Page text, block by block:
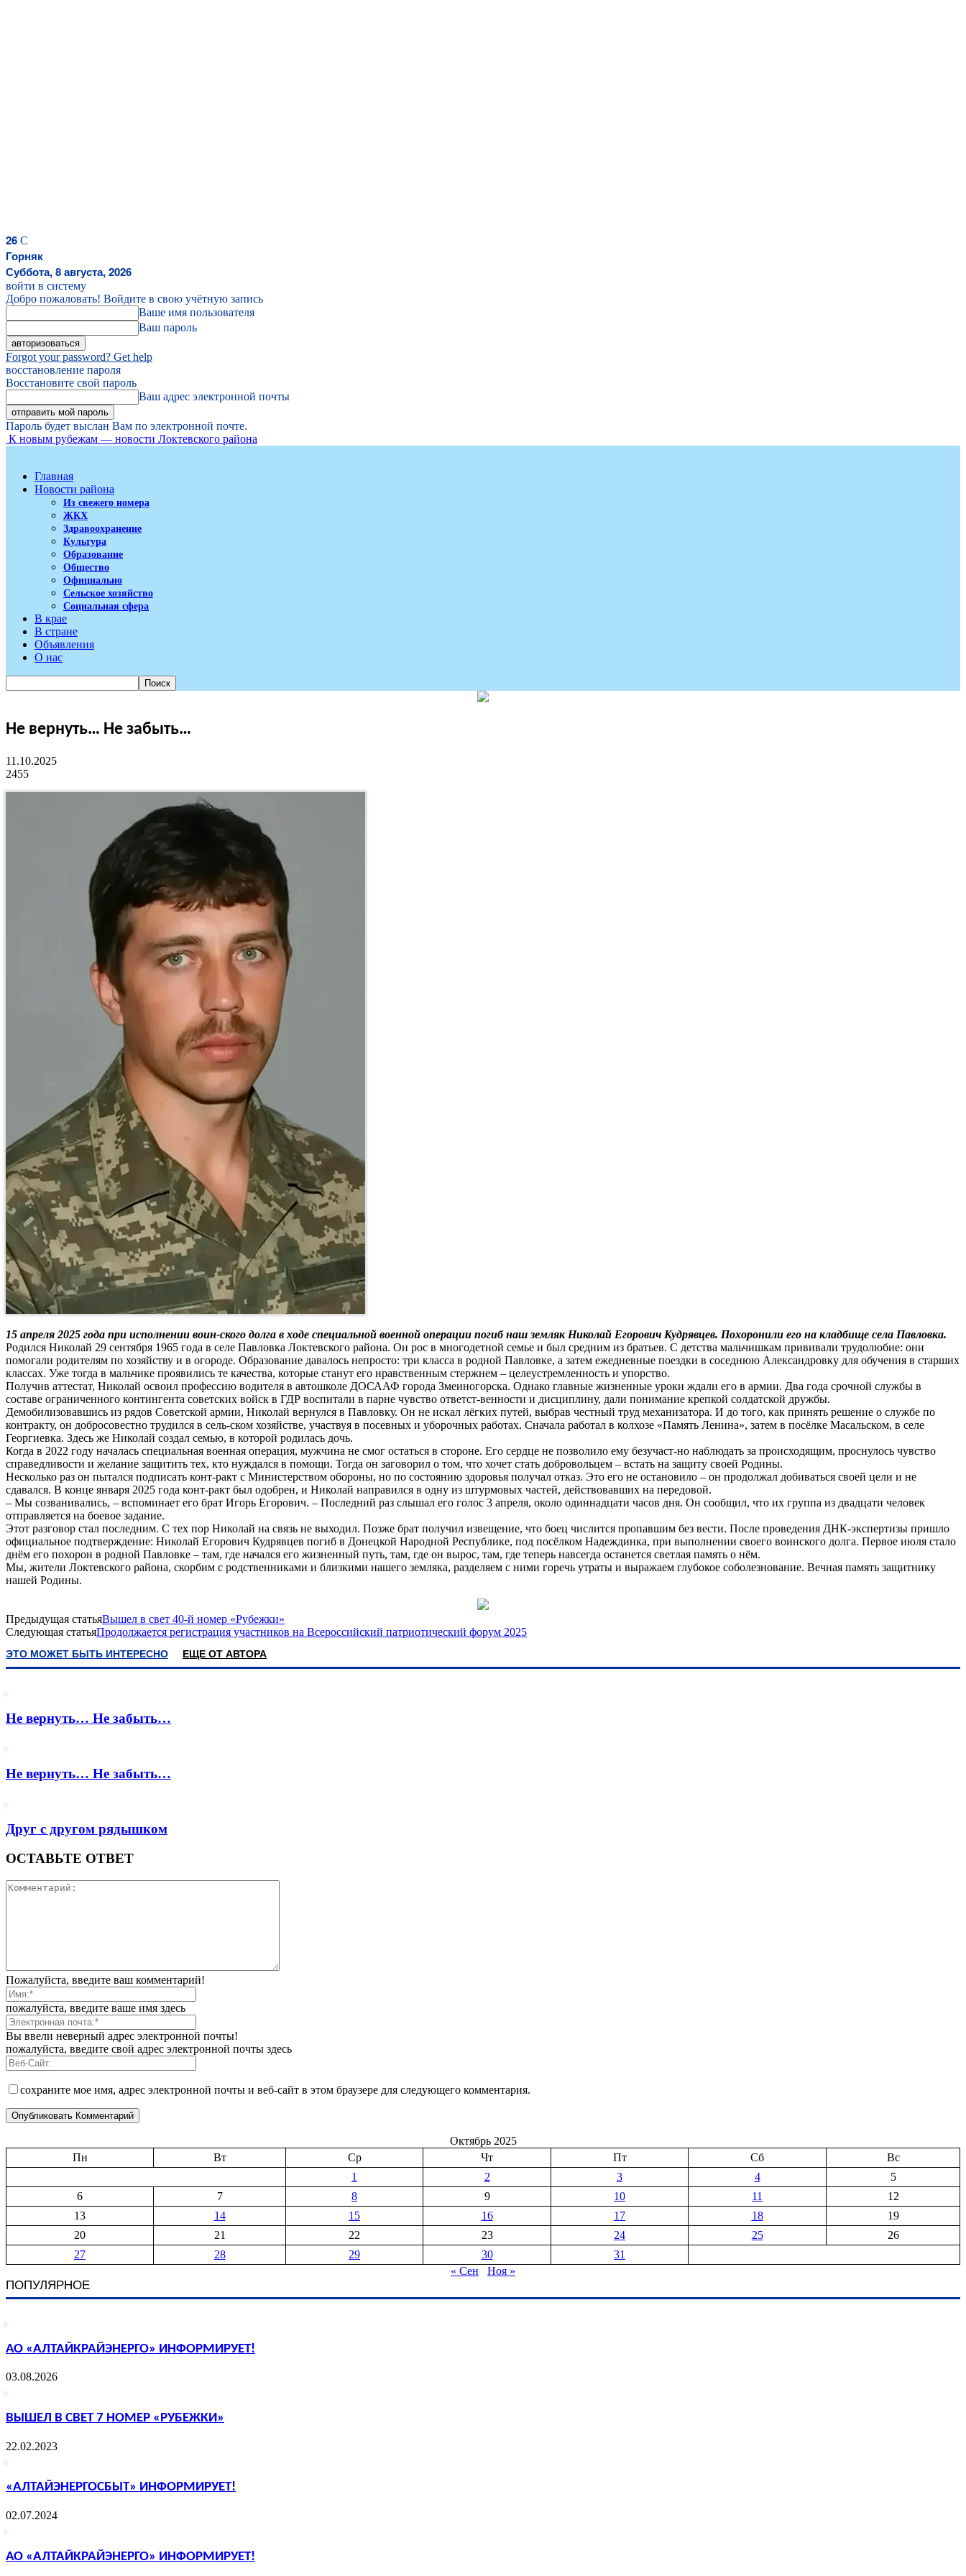
26 C
Горняк
Суббота, 8 августа, 2026
войти в систему
Добро пожаловать! Войдите в свою учётную запись
Ваше имя пользователя
Ваш пароль
Forgot your password? Get help
восстановление пароля
Восстановите свой пароль
Ваш адрес электронной почты
Пароль будет выслан Вам по электронной почте.
К новым рубежам — новости Локтевского района
Главная
Новости района
Из свежего номера
ЖКХ
Здравоохранение
Культура
Образование
Общество
Официально
Сельское хозяйство
Социальная сфера
В крае
В стране
Объявления
О нас
Не вернуть… Не забыть…
11.10.2025
2455
15 апреля 2025 года при исполнении воин-ского долга в ходе специальной военной операции погиб наш земляк Николай Егорович Кудрявцев. Похоронили его на кладбище села Павловка.
Родился Николай 29 сентября 1965 года в селе Павловка Локтевского района. Он рос в многодетной семье и был средним из братьев. С детства мальчишкам прививали трудолюбие: они
помогали родителям по хозяйству и в огороде. Образование давалось непросто: три класса в родной Павловке, а затем ежедневные поездки в соседнюю Александровку для обучения в старших
классах. Уже тогда в мальчике проявились те качества, которые станут его нравственным стержнем – целеустремленность и упорство.
Получив аттестат, Николай освоил профессию водителя в автошколе ДОСААФ города Змеиногорска. Однако главные жизненные уроки ждали его в армии. Два года срочной службы в
составе ограниченного контингента советских войск в ГДР воспитали в парне чувство ответст-венности и дисциплину, дали понимание крепкой солдатской дружбы.
Демобилизовавшись из рядов Советской армии, Николай вернулся в Павловку. Он не искал лёгких путей, выбрав честный труд механизатора. И до того, как принять решение о службе по
контракту, он добросовестно трудился в сель-ском хозяйстве, участвуя в посевных и уборочных работах. Сначала работал в колхозе «Память Ленина», затем в посёлке Масальском, в селе
Георгиевка. Здесь же Николай создал семью, в которой родилась дочь.
Когда в 2022 году началась специальная военная операция, мужчина не смог остаться в стороне. Его сердце не позволило ему безучаст-но наблюдать за происходящим, проснулось чувство
справедливости и желание защитить тех, кто нуждался в помощи. Тогда он заговорил о том, что хочет стать добровольцем – встать на защиту своей Родины.
Несколько раз он пытался подписать конт-ракт с Министерством обороны, но по состоянию здоровья получал отказ. Это его не остановило – он продолжал добиваться своей цели и не
сдавался. В конце января 2025 года конт-ракт был одобрен, и Николай направился в одну из штурмовых частей, действовавших на передовой.
– Мы созванивались, – вспоминает его брат Игорь Егорович. – Последний раз слышал его голос 3 апреля, около одиннадцати часов дня. Он сообщил, что их группа из двадцати человек
отправляется на боевое задание.
Этот разговор стал последним. С тех пор Николай на связь не выходил. Позже брат получил извещение, что боец числится пропавшим без вести. После проведения ДНК-экспертизы пришло
официальное подтверждение: Николай Егорович Кудрявцев погиб в Донецкой Народной Республике, под посёлком Надеждинка, при выполнении своего воинского долга. Первое июля стало
днём его похорон в родной Павловке – там, где начался его жизненный путь, там, где он вырос, там, где теперь навсегда останется светлая память о нём.
Мы, жители Локтевского района, скорбим с родственниками и близкими нашего земляка, разделяем с ними горечь утраты и выражаем глубокое соболезнование. Вечная память защитнику
нашей Родины.
Предыдущая статьяВышел в свет 40-й номер «Рубежки»
Следующая статьяПродолжается регистрация участников на Всероссийский патриотический форум 2025
ЭТО МОЖЕТ БЫТЬ ИНТЕРЕСНО ЕЩЕ ОТ АВТОРА
Не вернуть… Не забыть…
Не вернуть… Не забыть…
Друг с другом рядышком
ОСТАВЬТЕ ОТВЕТ
Пожалуйста, введите ваш комментарий!
пожалуйста, введите ваше имя здесь
Вы ввели неверный адрес электронной почты!
пожалуйста, введите свой адрес электронной почты здесь
сохраните мое имя, адрес электронной почты и веб-сайт в этом браузере для следующего комментария.
Октябрь 2025
Пн
Вт Ср Чт Пт Сб
Вс
1
2 3 4
5
6
7 8 9 10 11
12
13
14 15 16 17 18
19
20
21 22 23 24 25
26
27
28 29 30
31
« Сен
Ноя »
ПОПУЛЯРНОЕ
АО «АЛТАЙКРАЙЭНЕРГО» ИНФОРМИРУЕТ!
03.08.2026
ВЫШЕЛ В СВЕТ 7 НОМЕР «РУБЕЖКИ»
22.02.2023
«АЛТАЙЭНЕРГОСБЫТ» ИНФОРМИРУЕТ!
02.07.2024
АО «АЛТАЙКРАЙЭНЕРГО» ИНФОРМИРУЕТ!